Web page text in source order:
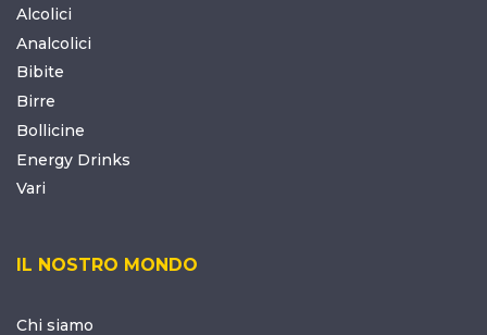
Alcolici
Analcolici
Bibite
Birre
Bollicine
Energy Drinks
Vari
IL NOSTRO MONDO
Chi siamo